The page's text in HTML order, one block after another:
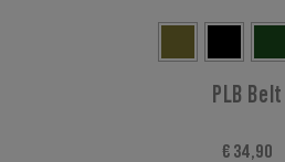
PLB Belt
€ 34,90